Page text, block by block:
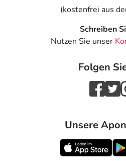
(kostenfrei aus
Schreiben
Nutzen Sie unser
Folgen
Unsere